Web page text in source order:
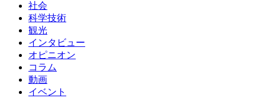
社会
科学技術
観光
インタビュー
オピニオン
コラム
動画
イベント